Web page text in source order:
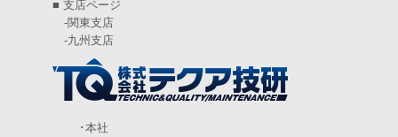
2024年4月(5)
(6)
2024年2月(4)
(6)
■ 支店ページ
-関東支店
-九州支店
･本社